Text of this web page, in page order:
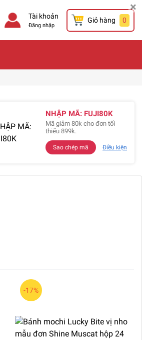
×
Tài khoản
Đăng nhập
Giỏ hàng 0
NHẬP MÃ: FUJI80K
Mã giảm 80k cho đơn tối
thiểu 899k.
Sao chép mã Điều kiện
-17%